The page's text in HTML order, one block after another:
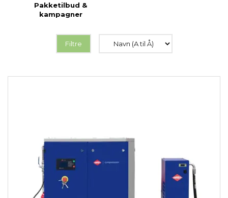
Pakketilbud &
kampagner
Filtre